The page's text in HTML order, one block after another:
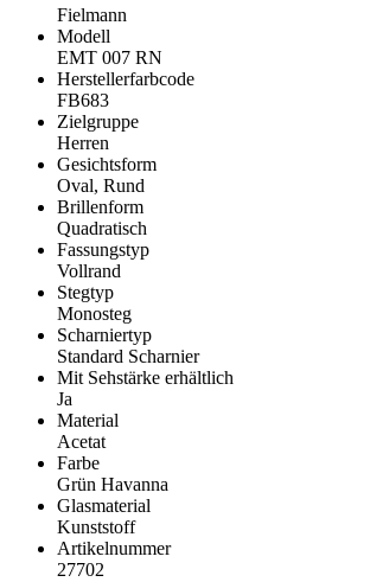
Fielmann
Modell
EMT 007 RN
Herstellerfarbcode
FB683
Zielgruppe
Herren
Gesichtsform
Oval, Rund
Brillenform
Quadratisch
Fassungstyp
Vollrand
Stegtyp
Monosteg
Scharniertyp
Standard Scharnier
Mit Sehstärke erhältlich
Ja
Material
Acetat
Farbe
Grün Havanna
Glasmaterial
Kunststoff
Artikelnummer
27702